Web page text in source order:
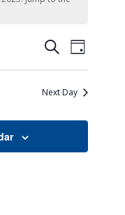
Events
Search
and
SearchEvent
Views
Day
Next Day